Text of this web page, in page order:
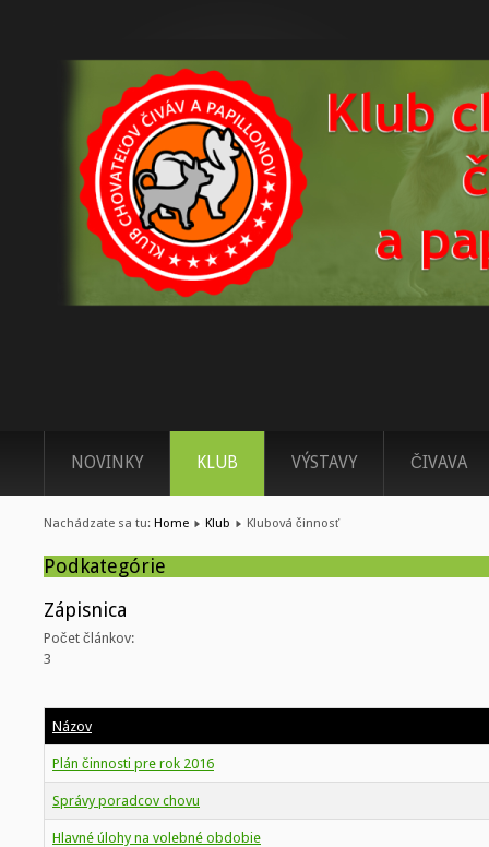
NOVINKY KLUB VÝSTAVY ČIVAVA
Nachádzate sa tu: Home Klub Klubová činnosť
Podkategórie
Zápisnica
Počet článkov:
3
Názov
Plán činnosti pre rok 2016
Správy poradcov chovu
Hlavné úlohy na volebné obdobie